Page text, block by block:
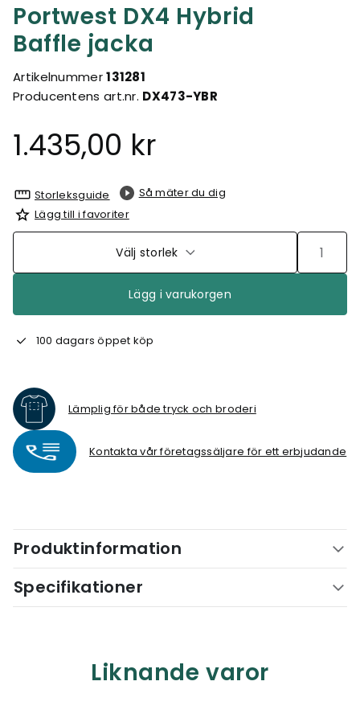
Portwest DX4 Hybrid
Baffle jacka
Artikelnummer131281
Producentens art.nr. DX473-YBR
1.435,00 kr
Storleksguide
Så mäter du dig
Lägg till i favoriter
Välj storlek
Lägg i varukorgen
100 dagars öppet köp
Lämplig för både tryck och broderi
Kontakta vår företagssäljare för ett erbjudande
Produktinformation
Specifikationer
Liknande varor